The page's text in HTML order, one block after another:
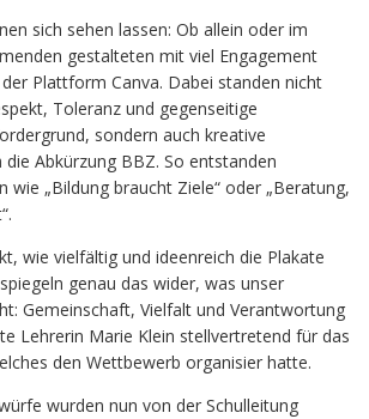
sich sehen lassen: Ob allein oder im
gestalteten mit viel Engagement
Plattform Canva. Dabei standen nicht
Toleranz und gegenseitige
sondern auch kreative
Abkürzung BBZ. So entstanden
wie „Bildung braucht Ziele“ oder „Beratung,
wie vielfältig und ideenreich die Plakate
genau das wider, was unser
Gemeinschaft, Vielfalt und Verantwortung
Lehrerin Marie Klein stellvertretend für das
den Wettbewerb organisier hatte.
wurden nun von der Schulleitung